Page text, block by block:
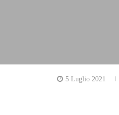
5 Luglio 2021